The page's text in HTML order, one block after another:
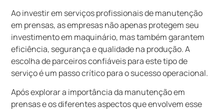
Ao investir em serviços profissionais de manutenção
em prensas, as empresas não apenas protegem seu
investimento em maquinário, mas também garantem
eficiência, segurança e qualidade na produção. A
escolha de parceiros confiáveis para este tipo de
serviço é um passo crítico para o sucesso operacional.
Após explorar a importância da manutenção em
prensas e os diferentes aspectos que envolvem esse